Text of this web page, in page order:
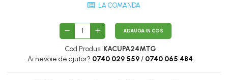
LA COMANDA
ADAUGA IN COS
Cod Produs: KACUPA24MTG
Ai nevoie de ajutor? 0740 029 559/ 0740 065 484